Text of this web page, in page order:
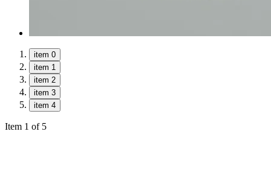
item 0
item 1
item 2
item 3
item 4
Item 1 of 5